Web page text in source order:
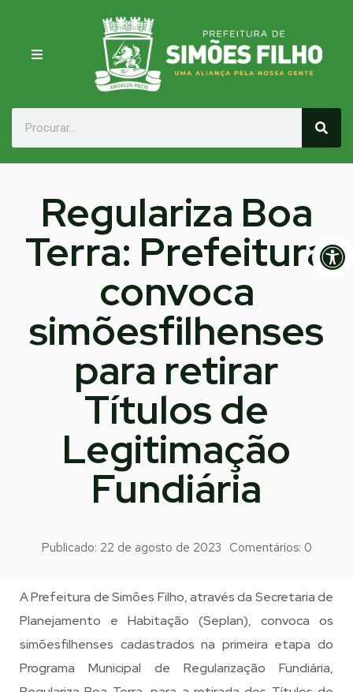
Regulariza Boa
Terra: Prefeitura
convoca
simõesfilhenses
para retirar
Títulos de
Legitimação
Fundiária
Publicado: 22 de agosto de 2023 Comentários: 0
A Prefeitura de Simões Filho, através da Secretaria de
Planejamento e Habitação (Seplan), convoca os
simõesfilhenses cadastrados na primeira etapa do
Programa Municipal de Regularização Fundiária,